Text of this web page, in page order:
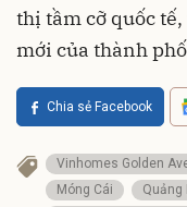
thị tầm cỡ quốc
mới của thành
Chia sẻ Facebook
Vinhomes Golden
Móng Cái
Quảng